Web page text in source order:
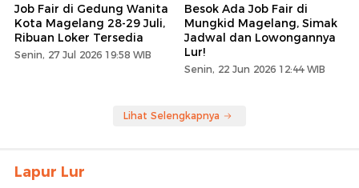
Job Fair di Gedung Wanita
Kota Magelang 28-29 Juli,
Ribuan Loker Tersedia
Senin, 27 Jul 2026 19:58 WIB
Besok Ada Job Fair di
Mungkid Magelang, Simak
Jadwal dan Lowongannya
Lur!
Senin, 22 Jun 2026 12:44 WIB
Lihat Selengkapnya
Lapur Lur